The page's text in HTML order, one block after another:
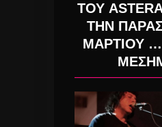
ΤΟΥ
ΤΗΝ
ΜΑΡΤΙΟΥ …